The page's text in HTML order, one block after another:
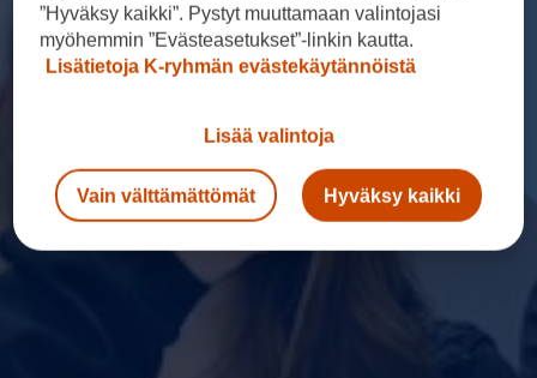
”Hyväksy kaikki”. Pystyt muuttamaan valintojasi
myöhemmin ”Evästeasetukset”-linkin kautta.
Lisätietoja K-ryhmän evästekäytännöistä
Lisää valintoja
Vain välttämättömät Hyväksy kaikki